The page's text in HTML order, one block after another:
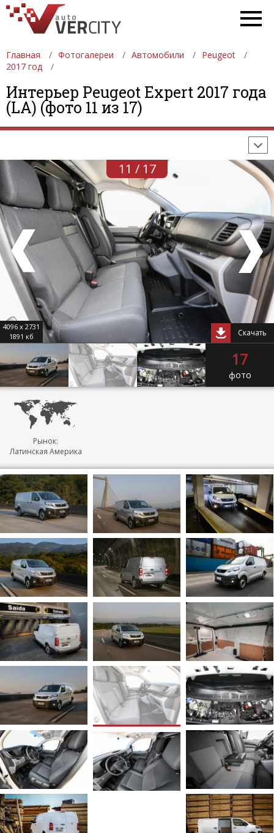
Главная Фотогалереи Автомобили
Peugeot
2017 год
Интерьер Peugeot Expert 2017 года
(LA) (фото 11 из 17)
ФОТОГАЛЕРЕИ АВТОМОБИЛИ
ДЕВУШКИ
АВТОСАЛОНЫ
ФОРМУЛА-1
11 / 17
4096 x 2731
1891 кб
Скачать
17
фото
Рынок:
Латинская Америка